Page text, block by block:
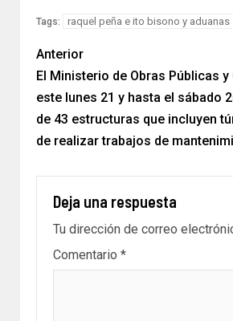
Tags: raquel peña e ito bisono y aduanas
Anterior
El Ministerio de Obras Públicas
este lunes 21 y hasta el sábado
de 43 estructuras que incluyen
de realizar trabajos de
Deja una respuesta
Tu dirección de correo
Comentario *